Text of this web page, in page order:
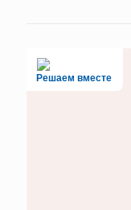
Решаем вместе